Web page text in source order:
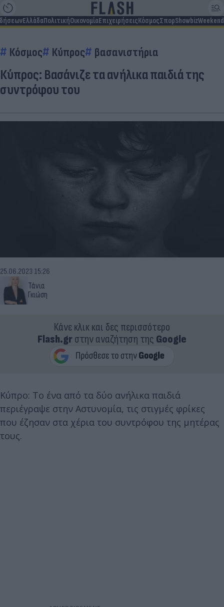
ΕλλάδαΠολιτικήΟικονομίαΕπιχειρήσειςΚόσμοςΣπορShowbizWeekend
Κόσμος Κύπρος βασανιστήρια
Κύπρος: Βασάνιζε τα ανήλικα παιδιά της
συντρόφου του
Τάνια
Γκιώση
25.06.2023 15:26
Κάνε κλικ και δες περισσότερο
Flash.grστην αναζήτηση της Google
Κύπρο: Το ένα από τα δύο ανήλικα παιδιά
περιέγραψε στην Αστυνομία, τις στιγμές φρίκες
που έζησαν στα χέρια του συντρόφου της μητέρας
τους.